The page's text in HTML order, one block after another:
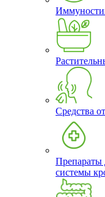
Средства
Препараты
системы